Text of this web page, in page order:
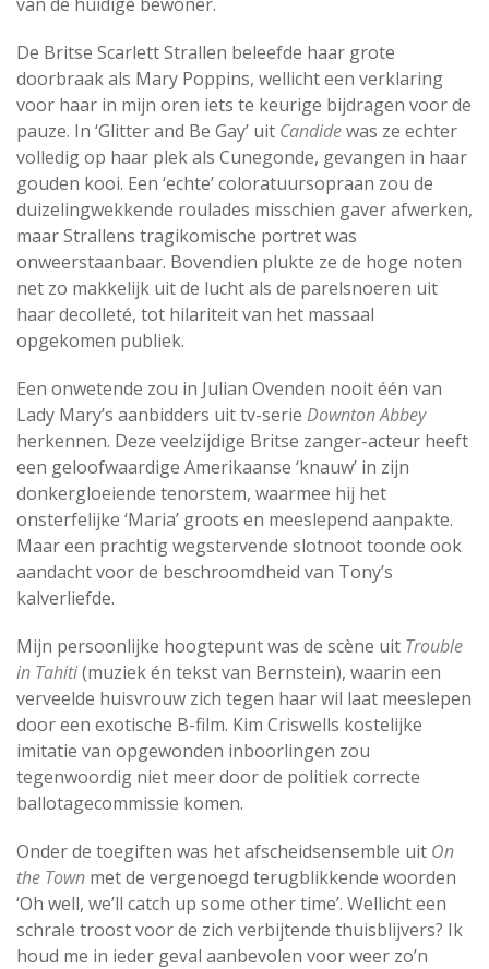
De Britse Scarlett Strallen beleefde haar grote
doorbraak als Mary Poppins, wellicht een verklaring
voor haar in mijn oren iets te keurige bijdragen voor de
pauze. In ‘Glitter and Be Gay’ uit Candidewas ze echter
volledig op haar plek als Cunegonde, gevangen in haar
gouden kooi. Een ‘echte’ coloratuursopraan zou de
duizelingwekkende roulades misschien gaver afwerken,
maar Strallens tragikomische portret was
onweerstaanbaar. Bovendien plukte ze de hoge noten
net zo makkelijk uit de lucht als de parelsnoeren uit
haar decolleté, tot hilariteit van het massaal
opgekomen publiek.
Een onwetende zou in Julian Ovenden nooit één van
Lady Mary’s aanbidders uit tv-serie Downton Abbey
herkennen. Deze veelzijdige Britse zanger-acteur heeft
een geloofwaardige Amerikaanse ‘knauw’ in zijn
donkergloeiende tenorstem, waarmee hij het
onsterfelijke ‘Maria’ groots en meeslepend aanpakte.
Maar een prachtig wegstervende slotnoot toonde ook
aandacht voor de beschroomdheid van Tony’s
kalverliefde.
Mijn persoonlijke hoogtepunt was de scène uit Trouble
in Tahiti(muziek én tekst van Bernstein), waarin een
verveelde huisvrouw zich tegen haar wil laat meeslepen
door een exotische B-film. Kim Criswells kostelijke
imitatie van opgewonden inboorlingen zou
tegenwoordig niet meer door de politiek correcte
ballotagecommissie komen.
Onder de toegiften was het afscheidsensemble uit On
the Town met de vergenoegd terugblikkende woorden
‘Oh well, we’ll catch up some other time’. Wellicht een
schrale troost voor de zich verbijtende thuisblijvers? Ik
houd me in ieder geval aanbevolen voor weer zo’n